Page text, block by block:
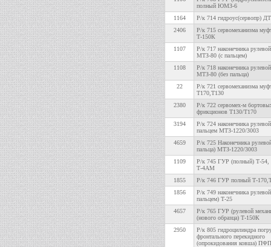
полный ЮМЗ-6
1164
Р/к 714 гидроус(сервопр)
2406
Р/к 715 сервомеханизма
Т-150К
1107
Р/к 717 наконечника
МТЗ-80 (с пальцем)
1108
Р/к 718 наконечника
МТЗ-80 (без пальца)
22
Р/к 721 сервомеханизма
Т170,Т130
2380
Р/к 722 сервомех-м
фрикционов Т130/Т170
3194
Р/к 724 наконечника
пальцем МТЗ-1220/3003
4659
Р/к 725 Наконечника
пальца) МТЗ-1220/3003
1109
Р/к 745 ГУР (полный) Т-54,
Т-4АМ
1855
Р/к 746 ГУР полный Т-
1856
Р/к 749 наконечника
пальцем) Т-25
4657
Р/к 765 ГУР (рулевой
(нового образца) Т-150К
2950
Р/к 805 гидроцилиндра
фронтального перекидного
(опрокидования ковша)